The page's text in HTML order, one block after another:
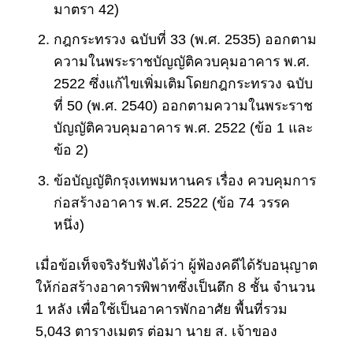
มาตรา 42)
กฎกระทรวง ฉบับที่ 33 (พ.ศ. 2535) ออกตาม
ความในพระราชบัญญัติควบคุมอาคาร พ.ศ.
2522 ซึ่งแก้ไขเพิ่มเติมโดยกฎกระทรวง ฉบับ
ที่ 50 (พ.ศ. 2540) ออกตามความในพระราช
บัญญัติควบคุมอาคาร พ.ศ. 2522 (ข้อ 1 และ
ข้อ 2)
ข้อบัญญัติกรุงเทพมหานคร เรื่อง ควบคุมการ
ก่อสร้างอาคาร พ.ศ. 2522 (ข้อ 74 วรรค
หนึ่ง)
เมื่อข้อเท็จจริงรับฟังได้ว่า ผู้ฟ้องคดีได้รับอนุญาต
ให้ก่อสร้างอาคารพิพาทซึ่งเป็นตึก 8 ชั้น จำนวน
1 หลัง เพื่อใช้เป็นอาคารพักอาศัย พื้นที่รวม
5,043 ตารางเมตร ต่อมา นาย ส. เจ้าของ